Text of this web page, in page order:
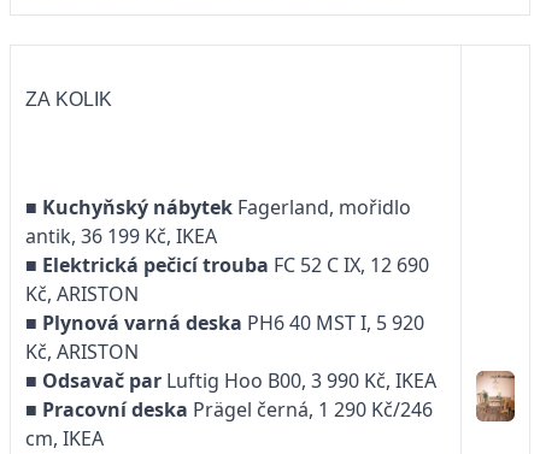
ZA KOLIK
■ Kuchyňský nábytek Fagerland, mořidlo
antik, 36 199 Kč, IKEA
■ Elektrická pečicí trouba FC 52 C IX, 12 690
Kč, ARISTON
■ Plynová varná deska PH6 40 MST I, 5 920
Kč, ARISTON
■ Odsavač par Luftig Hoo B00, 3 990 Kč, IKEA
■ Pracovní deska Prägel černá, 1 290 Kč/246
cm, IKEA